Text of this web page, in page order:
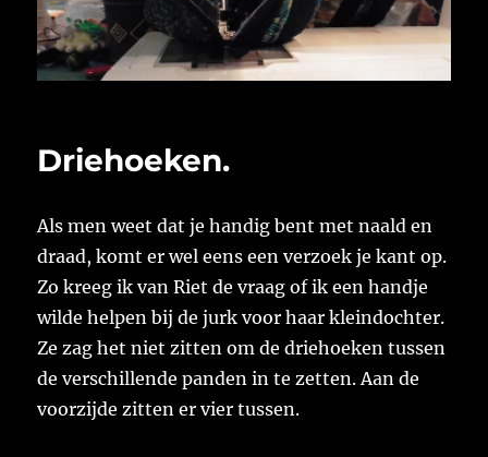
Driehoeken.
Als men weet dat je handig bent met naald en
draad, komt er wel eens een verzoek je kant op.
Zo kreeg ik van Riet de vraag of ik een handje
wilde helpen bij de jurk voor haar kleindochter.
Ze zag het niet zitten om de driehoeken tussen
de verschillende panden in te zetten. Aan de
voorzijde zitten er vier tussen.